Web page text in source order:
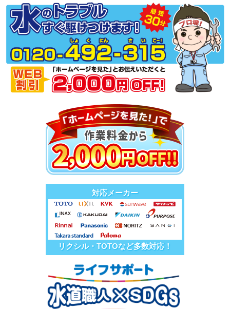
対応メーカー
リクシル・TOTOなど多数対応！